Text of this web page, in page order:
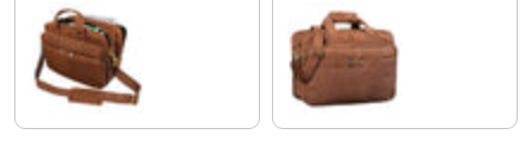
marron modena - marron